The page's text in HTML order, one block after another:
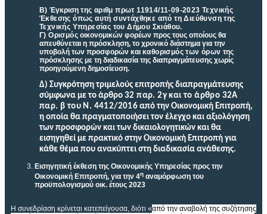
Β)Έγκρισητης αριθμ πρωτ 11914/11-09-2023 Τεχνικής
Έκθεσης όπως αυτή συντάχθηκε από τη Διεύθυνση της
Τεχνικής Υπηρεσίας του Δήμου Σκιάθου.
Γ) Ορισμόςοικονομικών φορέων προς τους οποίους θα
απευθύνεται η πρόσκληση, το χρονικό διάστημα για την
υποβολή των προσφορών και καθορισμός των όρων της
πρόσκλησης με τη διαδικασία της διαπραγμάτευσης χωρίς
προηγούμενη δημοσίευση.
Δ) Συγκρότηση τριμελούς επιτροπής διαπραγμάτευσης
σύμφωνα με το άρθρο 32 παρ. 2γ και το άρθρο 32Α
παρ. β του Ν. 4412/2016 από την Οικονομική Επιτροπή,
η οποία θα πραγματοποιήσει τον έλεγχο και αξιολόγηση
των προσφορών και των δικαιολογητικών και θα
εισηγηθεί με πρακτικό στην Οικονομική Επιτροπή για
κάθε θέμα που ανακύπτει στη διαδικασία ανάθεσης.
Eισηγητική έκθεση της Oικονομικής Yπηρεσίας προς την
Οικονομική Επιτροπή, για την 4η αναμόρφωση του
προϋπολογισμού οικ. έτους 2023
Η συνεδρίαση κρίνεται κατεπείγουσα, διότι «από την αναβολή της συζήτησης